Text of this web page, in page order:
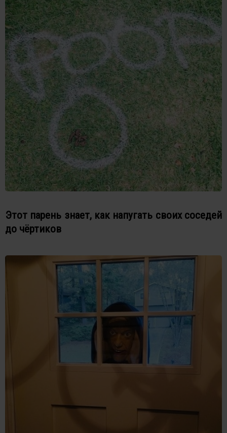
Этот парень знает, как напугать своих соседей
до чёртиков